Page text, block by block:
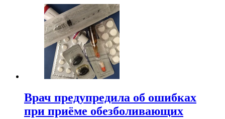
Врач предупредила об ошибках
при приëме обезболивающих